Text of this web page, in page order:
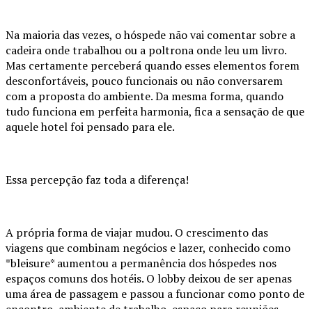
Na maioria das vezes, o hóspede não vai comentar sobre a
cadeira onde trabalhou ou a poltrona onde leu um livro.
Mas certamente perceberá quando esses elementos forem
desconfortáveis, pouco funcionais ou não conversarem
com a proposta do ambiente. Da mesma forma, quando
tudo funciona em perfeita harmonia, fica a sensação de que
aquele hotel foi pensado para ele.
Essa percepção faz toda a diferença!
A própria forma de viajar mudou. O crescimento das
viagens que combinam negócios e lazer, conhecido como
*bleisure* aumentou a permanência dos hóspedes nos
espaços comuns dos hotéis. O lobby deixou de ser apenas
uma área de passagem e passou a funcionar como ponto de